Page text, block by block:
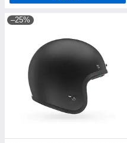
–25%